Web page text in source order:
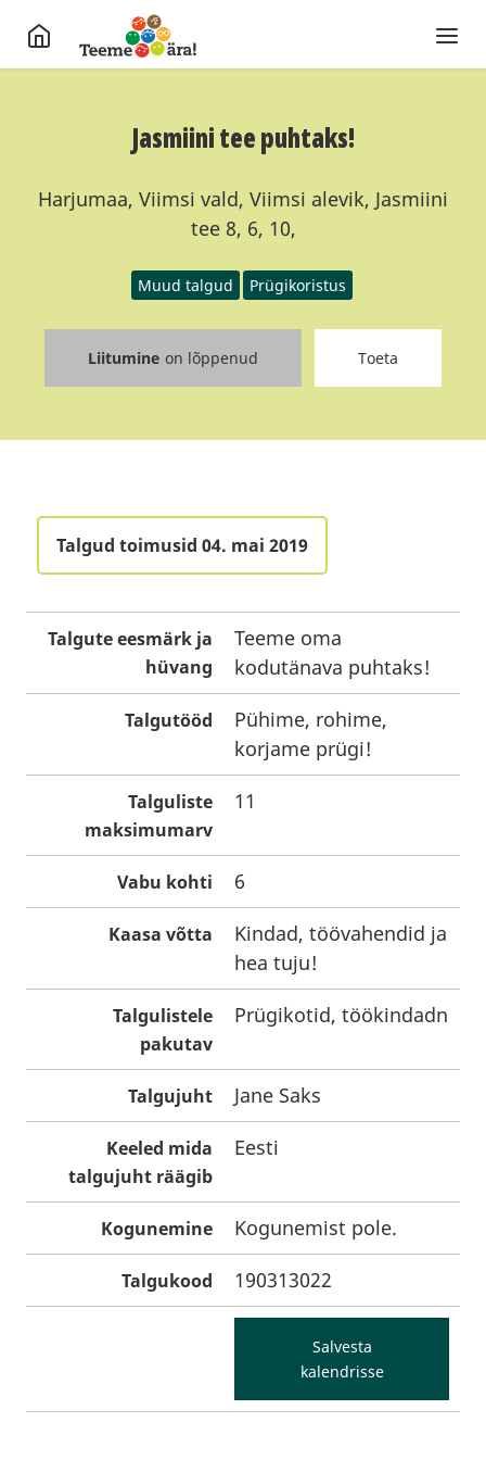
Jasmiini tee puhtaks!
Harjumaa, Viimsi vald, Viimsi alevik, Jasmiini
tee 8, 6, 10,
Muud talgud Prügikoristus
Liitumine on lõppenud Toeta
Talgud toimusid 04. mai 2019
Talgute eesmärk ja
hüvang
Teeme oma
kodutänava puhtaks!
Talgutööd
Pühime, rohime,
korjame prügi!
Talguliste
maksimumarv
11
Vabu kohti 6
Kaasa võtta
Kindad, töövahendid ja
hea tuju!
Talgulistele
pakutav
Prügikotid, töökindadn
Talgujuht Jane Saks
Keeled mida
talgujuht räägib
Eesti
Kogunemine Kogunemist pole.
Talgukood 190313022
Salvesta
kalendrisse